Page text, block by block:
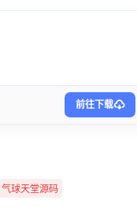
前往下载
气球天堂源码